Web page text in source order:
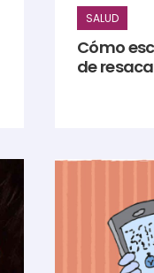
SALUD
Cómo
de